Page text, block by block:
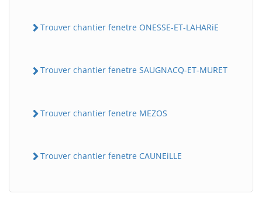
Trouver chantier fenetre ONESSE-ET-LAHARiE
Trouver chantier fenetre SAUGNACQ-ET-MURET
Trouver chantier fenetre MEZOS
Trouver chantier fenetre CAUNEiLLE